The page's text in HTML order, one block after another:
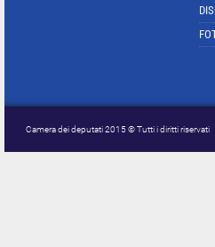
Camera dei deputati 2015 © Tutti i diritti riservati